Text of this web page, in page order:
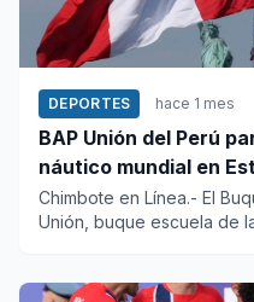
DEPORTES hace 1 mes
BAP Unión del Perú
náutico mundial en
Chimbote en Línea.- El
Unión, buque escuela de